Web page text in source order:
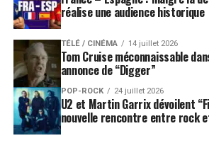
réalise une audience historique
TÉLÉ / CINÉMA 14 juillet 2026
Tom Cruise méconnaissable
annonce de “Digger”
POP-ROCK 24 juillet 2026
U2 et Martin Garrix dévoilent
nouvelle rencontre entre rock